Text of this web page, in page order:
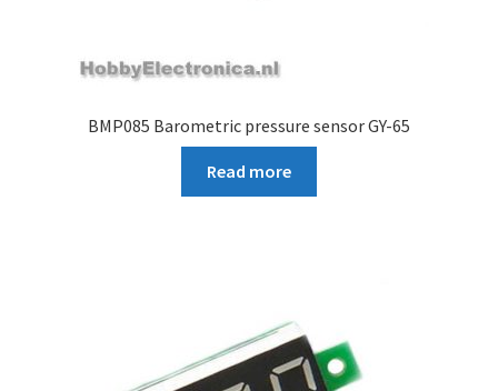
BMP085 Barometric pressure sensor GY-65
Read more